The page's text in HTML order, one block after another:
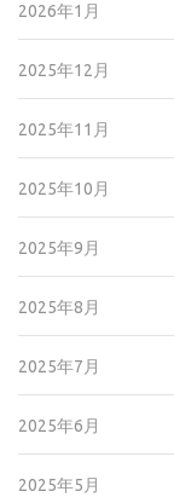
2026年1月
2025年12月
2025年11月
2025年10月
2025年9月
2025年8月
2025年7月
2025年6月
2025年5月